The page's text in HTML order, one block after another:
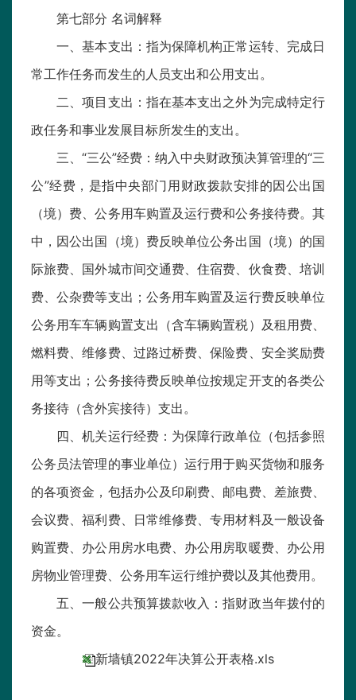
第七部分 名词解释
一、基本支出：指为保障机构正常运转、完成日
常工作任务而发生的人员支出和公用支出。
二、项目支出：指在基本支出之外为完成特定行
政任务和事业发展目标所发生的支出。
三、“三公”经费：纳入中央财政预决算管理的“三
公”经费，是指中央部门用财政拨款安排的因公出国
（境）费、公务用车购置及运行费和公务接待费。其
中，因公出国（境）费反映单位公务出国（境）的国
际旅费、国外城市间交通费、住宿费、伙食费、培训
费、公杂费等支出；公务用车购置及运行费反映单位
公务用车车辆购置支出（含车辆购置税）及租用费、
燃料费、维修费、过路过桥费、保险费、安全奖励费
用等支出；公务接待费反映单位按规定开支的各类公
务接待（含外宾接待）支出。
四、机关运行经费：为保障行政单位（包括参照
公务员法管理的事业单位）运行用于购买货物和服务
的各项资金，包括办公及印刷费、邮电费、差旅费、
会议费、福利费、日常维修费、专用材料及一般设备
购置费、办公用房水电费、办公用房取暖费、办公用
房物业管理费、公务用车运行维护费以及其他费用。
五、一般公共预算拨款收入：指财政当年拨付的
资金。
新墙镇2022年决算公开表格.xls